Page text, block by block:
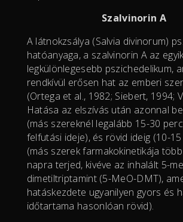
Szalvinorin A
A látnokzsálya (Salvia divinorum)
hatóanyaga, a szalvinorin A az
legkülönlegesebb pszichedelikum,
rendkívül erősen hat az emberi
(Ortega et al., 1982; Siebert, 1994;
Hatása az elszívás után azonnal
(más szereknél legalább 15-30
felfutási ideje), és rövid ideig (10-
(más szerek farmakokinetikája
napra terjed, kivéve az inhalált 5-
dimetiltriptamint (5-MeO-DMT),
hatáskezdete ugyanilyen gyors és
időtartama hasonlóan rövid).